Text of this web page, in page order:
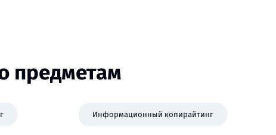
предметам
Информационный копирайтинг